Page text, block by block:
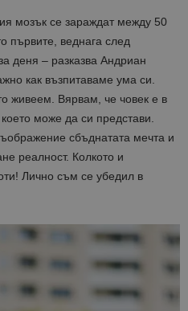
мозък се зараждат между 50
първите, веднага след
деня – разказва Андриан
как възпитаваме ума си.
живеем. Вярвам, че човек е в
може да си представи.
сбъднатата мечта и
реалност. Колкото и
Лично съм се убедил в